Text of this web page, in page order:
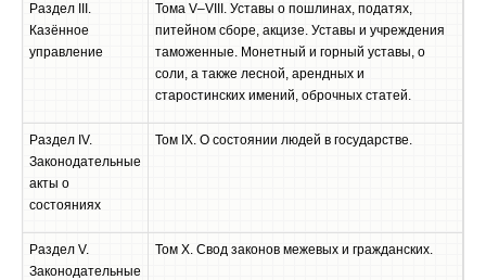
Раздел III.
Казённое
управление
Тома V–VIII. Уставы о пошлинах, податях,
питейном сборе, акцизе. Уставы и учреждения
таможенные. Монетный и горный уставы, о
соли, а также лесной, арендных и
старостинских имений, оброчных статей.
Раздел IV.
Законодательные
акты о
состояниях
Том IX. О состоянии людей в государстве.
Раздел V.
Законодательные
Том X. Свод законов межевых и гражданских.